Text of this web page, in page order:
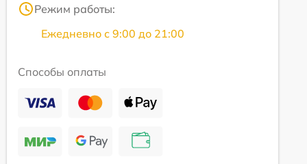
Режим работы:
Ежедневно с 9:00 до 21:00
Способы оплаты